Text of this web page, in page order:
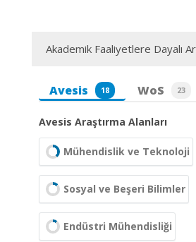
Akademik Faaliyetlere Dayalı
Avesis 18 WoS 23
Avesis Araştırma Alanları
Mühendislik ve Teknoloji
Sosyal ve Beşeri Bilimler
Endüstri Mühendisliği